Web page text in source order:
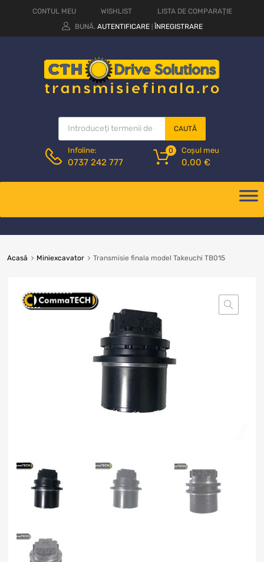
CONTUL MEU WISHLIST
LISTA DE COMPARAȚIE
BUNĂ. AUTENTIFICARE ÎNREGISTRARE
CAUTĂ
Infoline:
0737 242 777
Coșul meu
0,00 €
0
Acasă Miniexcavator Transmisie finala model Takeuchi TB015